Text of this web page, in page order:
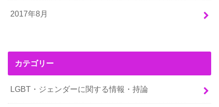
2017年8月
カテゴリー
LGBT・ジェンダーに関する情報・持論